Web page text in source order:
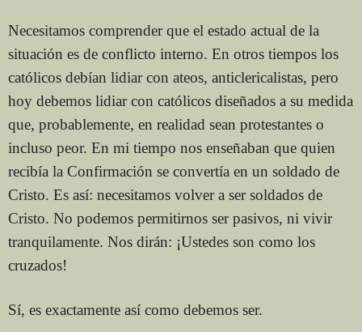
Necesitamos comprender que el estado actual de la
situación es de conflicto interno. En otros tiempos los
católicos debían lidiar con ateos, anticlericalistas, pero
hoy debemos lidiar con católicos diseñados a su medida
que, probablemente, en realidad sean protestantes o
incluso peor. En mi tiempo nos enseñaban que quien
recibía la Confirmación se convertía en un soldado de
Cristo. Es así: necesitamos volver a ser soldados de
Cristo. No podemos permitirnos ser pasivos, ni vivir
tranquilamente. Nos dirán: ¡Ustedes son como los
cruzados!
Sí, es exactamente así como debemos ser.